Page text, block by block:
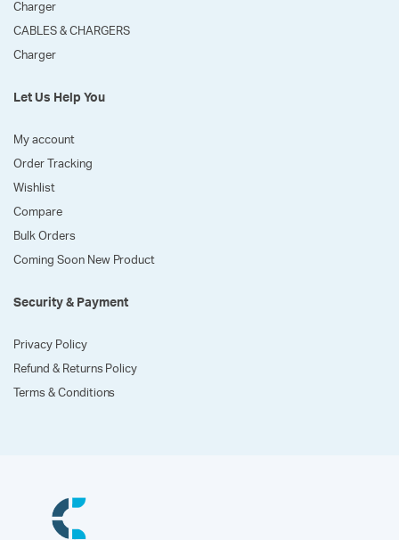
Charger
CABLES & CHARGERS
Charger
Let Us Help You
My account
Order Tracking
Wishlist
Compare
Bulk Orders
Coming Soon New Product
Security & Payment
Privacy Policy
Refund & Returns Policy
Terms & Conditions